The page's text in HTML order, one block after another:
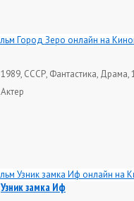
1989, СССР, Фантастика, Драма,
Актер
Узник замка Иф